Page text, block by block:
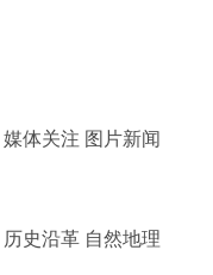
媒体关注 图片新闻
历史沿革 自然地理